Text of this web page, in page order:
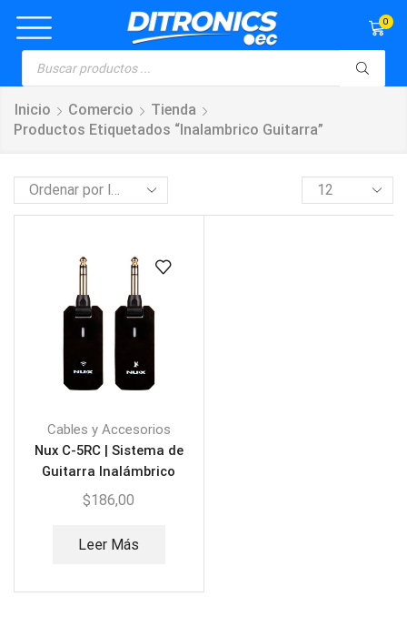
0
Inicio Comercio
Tienda
Productos Etiquetados “inalambrico Guitarra”
Cables y Accesorios
Nux C-5RC | Sistema de
Guitarra Inalámbrico
$186,00
Leer Más